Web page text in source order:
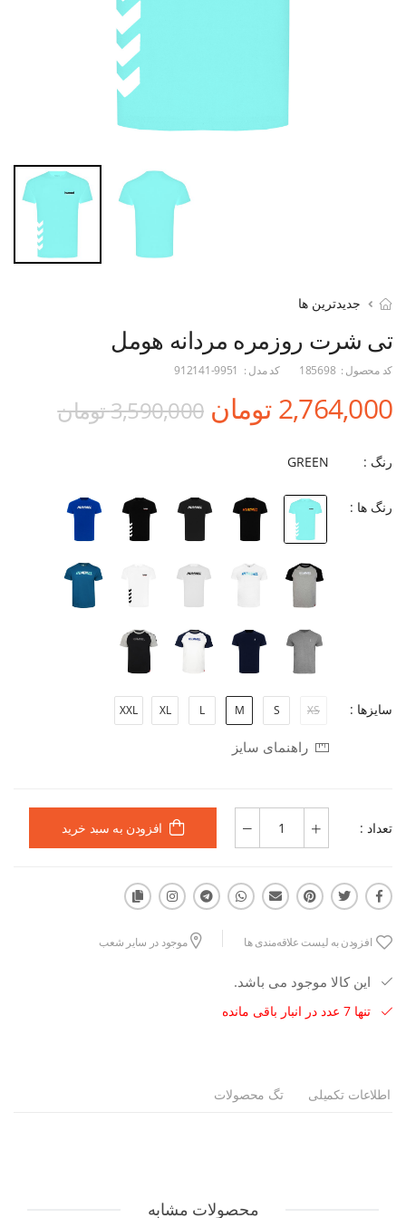
جدیدترین ها
تی شرت روزمره مردانه هومل
کد محصول : 185698 کد مدل : 912141-9951
2,764,000 تومان 3,590,000 تومان
رنگ : GREEN
رنگ ها :
سایزها : XS
S
M
L
XL
XXL
راهنمای سایز
تعداد : افزودن به سبد خرید
افزودن به لیست علاقه‌مندی ها موجود در سایر شعب
این کالا موجود می باشد.
تنها 7 عدد در انبار باقی مانده
اطلاعات تکمیلی تگ محصولات
محصولات مشابه